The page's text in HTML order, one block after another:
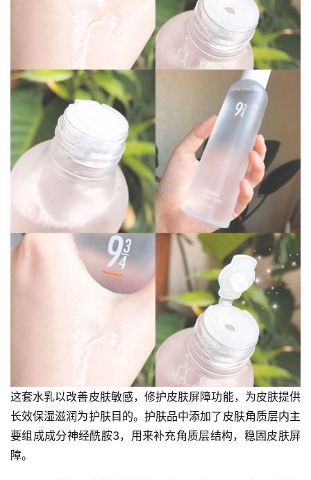
这套水乳以改善皮肤敏感，修护皮肤屏障功能，为皮肤提供
长效保湿滋润为护肤目的。护肤品中添加了皮肤角质层内主
要组成成分神经酰胺3，用来补充角质层结构，稳固皮肤屏
障。